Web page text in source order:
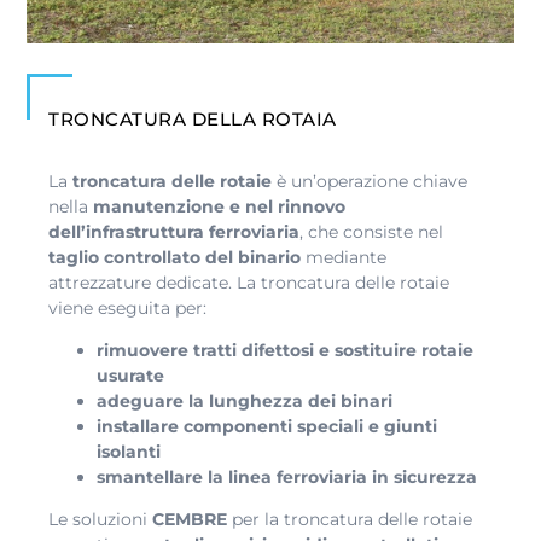
TRONCATURA DELLA ROTAIA
La troncatura delle rotaie è un’operazione chiave
nella manutenzione e nel rinnovo
dell’infrastruttura ferroviaria, che consiste nel
taglio controllato del binario mediante
attrezzature dedicate. La troncatura delle rotaie
viene eseguita per:
rimuovere tratti difettosi e sostituire rotaie
usurate
adeguare la lunghezza dei binari
installare componenti speciali e giunti
isolanti
smantellare la linea ferroviaria in sicurezza
Le soluzioni CEMBRE per la troncatura delle rotaie